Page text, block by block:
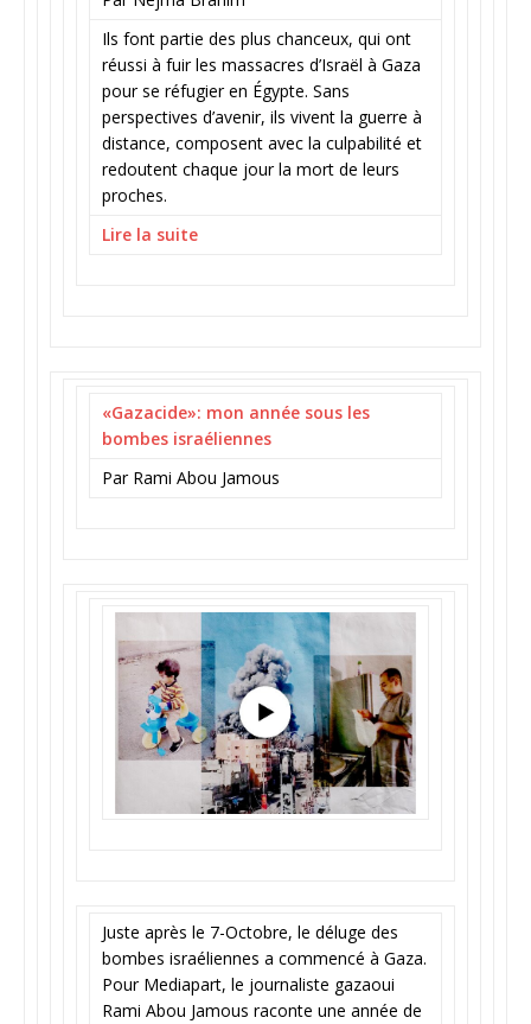
Ils font partie des plus chanceux, qui ont
réussi à fuir les massacres d’Israël à Gaza
pour se réfugier en Égypte. Sans
perspectives d’avenir, ils vivent la guerre à
distance, composent avec la culpabilité et
redoutent chaque jour la mort de leurs
proches.
Lire la suite
«Gazacide»: mon année sous les
bombes israéliennes
Par Rami Abou Jamous
Juste après le 7-Octobre, le déluge des
bombes israéliennes a commencé à Gaza.
Pour Mediapart, le journaliste gazaoui
Rami Abou Jamous raconte une année de